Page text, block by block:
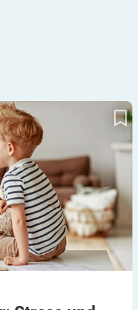
Belastung vermeiden